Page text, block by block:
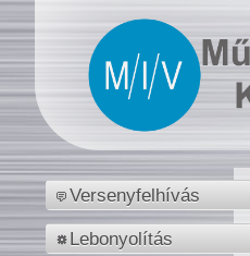
Versenyfelhívás
Lebonyolítás